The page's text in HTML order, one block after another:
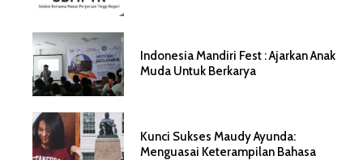
Indonesia Mandiri Fest : Ajarkan Anak
Muda Untuk Berkarya
Kunci Sukses Maudy Ayunda:
Menguasai Keterampilan Bahasa